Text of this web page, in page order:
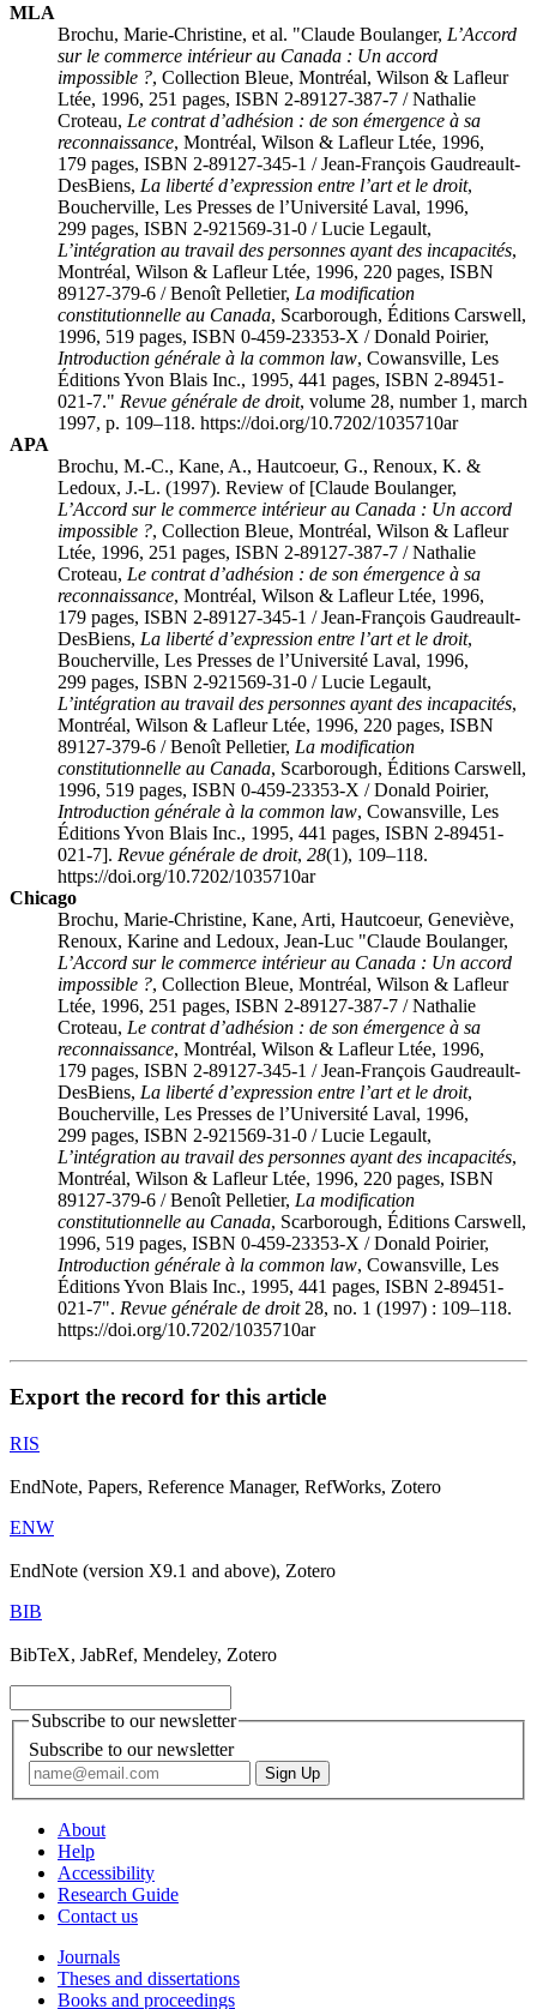
MLA
Brochu, Marie-Christine, et al. "Claude Boulanger, L’Accord
sur le commerce intérieur au Canada : Un accord
impossible ?, Collection Bleue, Montréal, Wilson & Lafleur
Ltée, 1996, 251 pages, ISBN 2-89127-387-7 / Nathalie
Croteau, Le contrat d’adhésion : de son émergence à sa
reconnaissance, Montréal, Wilson & Lafleur Ltée, 1996,
179 pages, ISBN 2-89127-345-1 / Jean-François Gaudreault-
DesBiens, La liberté d’expression entre l’art et le droit,
Boucherville, Les Presses de l’Université Laval, 1996,
299 pages, ISBN 2-921569-31-0 / Lucie Legault,
L’intégration au travail des personnes ayant des incapacités,
Montréal, Wilson & Lafleur Ltée, 1996, 220 pages, ISBN
89127-379-6 / Benoît Pelletier, La modification
constitutionnelle au Canada, Scarborough, Éditions Carswell,
1996, 519 pages, ISBN 0-459-23353-X / Donald Poirier,
Introduction générale à la common law, Cowansville, Les
Éditions Yvon Blais Inc., 1995, 441 pages, ISBN 2-89451-
021-7." Revue générale de droit, volume 28, number 1, march
1997, p. 109–118. https://doi.org/10.7202/1035710ar
APA
Brochu, M.-C., Kane, A., Hautcoeur, G., Renoux, K. &
Ledoux, J.-L. (1997). Review of [Claude Boulanger,
L’Accord sur le commerce intérieur au Canada : Un accord
impossible ?, Collection Bleue, Montréal, Wilson & Lafleur
Ltée, 1996, 251 pages, ISBN 2-89127-387-7 / Nathalie
Croteau, Le contrat d’adhésion : de son émergence à sa
reconnaissance, Montréal, Wilson & Lafleur Ltée, 1996,
179 pages, ISBN 2-89127-345-1 / Jean-François Gaudreault-
DesBiens, La liberté d’expression entre l’art et le droit,
Boucherville, Les Presses de l’Université Laval, 1996,
299 pages, ISBN 2-921569-31-0 / Lucie Legault,
L’intégration au travail des personnes ayant des incapacités,
Montréal, Wilson & Lafleur Ltée, 1996, 220 pages, ISBN
89127-379-6 / Benoît Pelletier, La modification
constitutionnelle au Canada, Scarborough, Éditions Carswell,
1996, 519 pages, ISBN 0-459-23353-X / Donald Poirier,
Introduction générale à la common law, Cowansville, Les
Éditions Yvon Blais Inc., 1995, 441 pages, ISBN 2-89451-
021-7]. Revue générale de droit, 28(1), 109–118.
https://doi.org/10.7202/1035710ar
Chicago
Brochu, Marie-Christine, Kane, Arti, Hautcoeur, Geneviève,
Renoux, Karine and Ledoux, Jean-Luc "Claude Boulanger,
L’Accord sur le commerce intérieur au Canada : Un accord
impossible ?, Collection Bleue, Montréal, Wilson & Lafleur
Ltée, 1996, 251 pages, ISBN 2-89127-387-7 / Nathalie
Croteau, Le contrat d’adhésion : de son émergence à sa
reconnaissance, Montréal, Wilson & Lafleur Ltée, 1996,
179 pages, ISBN 2-89127-345-1 / Jean-François Gaudreault-
DesBiens, La liberté d’expression entre l’art et le droit,
Boucherville, Les Presses de l’Université Laval, 1996,
299 pages, ISBN 2-921569-31-0 / Lucie Legault,
L’intégration au travail des personnes ayant des incapacités,
Montréal, Wilson & Lafleur Ltée, 1996, 220 pages, ISBN
89127-379-6 / Benoît Pelletier, La modification
constitutionnelle au Canada, Scarborough, Éditions Carswell,
1996, 519 pages, ISBN 0-459-23353-X / Donald Poirier,
Introduction générale à la common law, Cowansville, Les
Éditions Yvon Blais Inc., 1995, 441 pages, ISBN 2-89451-
021-7". Revue générale de droit28, no. 1 (1997) : 109–118.
https://doi.org/10.7202/1035710ar
Export the record for this article
RIS
EndNote, Papers, Reference Manager, RefWorks, Zotero
ENW
EndNote (version X9.1 and above), Zotero
BIB
BibTeX, JabRef, Mendeley, Zotero
Subscribe to our newsletter
Subscribe to our newsletter
About
Help
Accessibility
Research Guide
Contact us
Journals
Theses and dissertations
Books and proceedings